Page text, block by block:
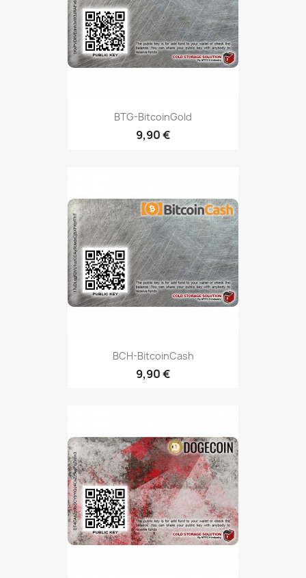
BTG-BitcoinGold
9,90 €
BCH-BitcoinCash
9,90 €